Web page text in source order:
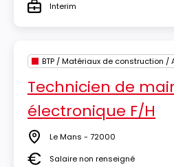
TypeInterim
Technicien de
électronique F/H
Lieu Le Mans - 72000
Salaire non renseigné